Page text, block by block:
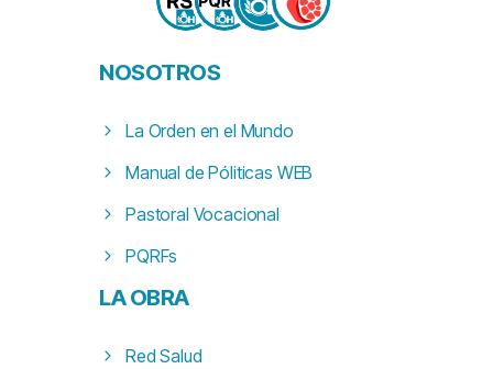
NOSOTROS
La Orden en el Mundo
Manual de Póliticas WEB
Pastoral Vocacional
PQRFs
LAOBRA
Red Salud